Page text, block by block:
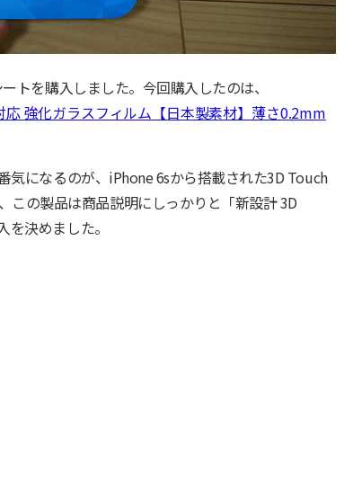
トを購入しました。今回購入したのは、
強化ガラスフィルム【日本製素材】薄さ0.2mm
気になるのが、iPhone 6sから搭載された3D Touch
この製品は商品説明にしっかりと「新設計 3D
決めました。